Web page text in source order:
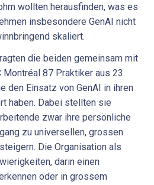
wollten herausfinden, was es
insbesondere GenAI nicht
skaliert.
die beiden gemeinsam mit
Montréal 87 Praktiker aus 23
den Einsatz von GenAI in ihren
haben. Dabei stellten sie
zwar ihre persönliche
zu universellen, grossen
Die Organisation als
darin einen
oder in grossem